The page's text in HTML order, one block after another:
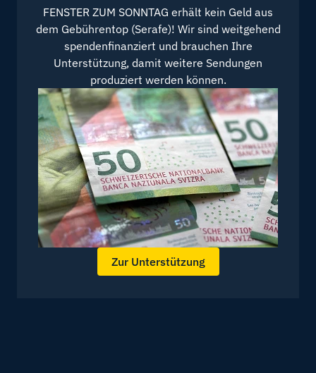
FENSTER ZUM SONNTAG erhält kein Geld aus
dem Gebührentop (Serafe)! Wir sind weitgehend
spendenfinanziert und brauchen Ihre
Unterstützung, damit weitere Sendungen
produziert werden können.
Zur Unterstützung